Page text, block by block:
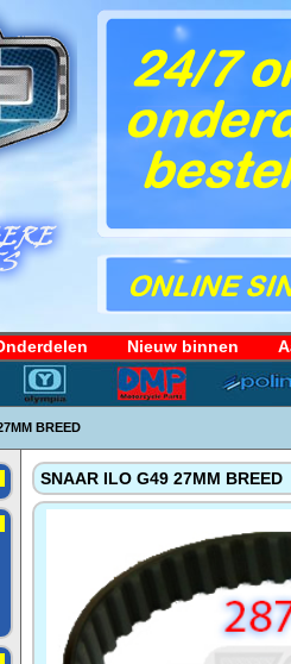
Nieuw binnen
BREED
SNAAR ILO G49 27MM BREED